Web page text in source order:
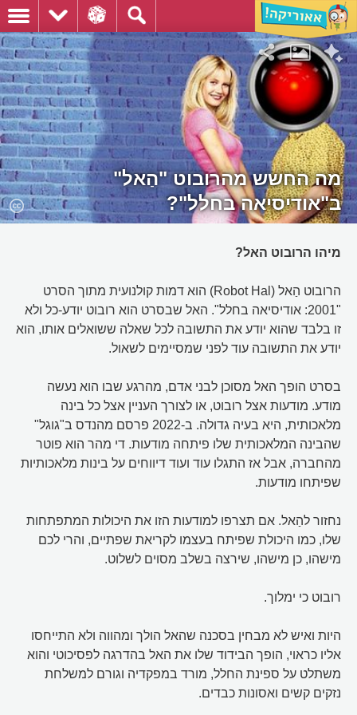
מה החשש מהרובוט "הַאל"
ב"אודיסיאה בחלל"?
מיהו הרובוט האל?
הרובוט הַאל (Robot Hal) הוא דמות קולנועית מתוך הסרט
"2001: אודיסיאה בחלל". האל שבסרט הוא רובוט יודע-כל ולא
זו בלבד שהוא יודע את התשובה לכל שאלה ששואלים אותו, הוא
יודע את התשובה עוד לפני שמסיימים לשאול.
בסרט הופך האל מסוכן לבני אדם, מהרגע שבו הוא נעשה
מודע. מודעות אצל רובוט, או לצורך העניין אצל כל בינה
מלאכותית, היא בעיה גדולה. ב-2022 פרסם מהנדס ב"גוגל"
שהבינה המלאכותית שלו פיתחה מודעות. די מהר הוא פוטר
מהחברה, אבל אז התגלו עוד ועוד דיווחים על בינות מלאכותיות
שפיתחו מודעות.
נחזור להַאל. אם תצרפו למודעות הזו את היכולות המתפתחות
שלו, כמו היכולת שפיתח בעצמו לקריאת שפתיים, והרי לכם
מישהו, כן מישהו, שירצה בשלב מסוים לשלוט.
רובוט כי ימלוך.
היות ואיש לא מבחין בסכנה שהאל הולך ומהווה ולא התייחסו
אליו כראוי, הופך הבידוד שלו את האל בהדרגה לפסיכוטי והוא
משתלט על ספינת החלל, מורד במפקדיה וגורם למשלחת
נזקים קשים ואסונות כבדים.